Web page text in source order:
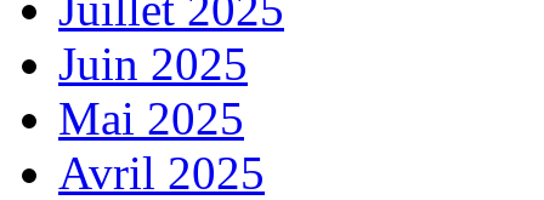
Juin 2025
Mai 2025
Avril 2025